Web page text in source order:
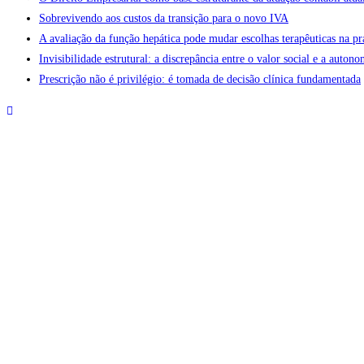
Sobrevivendo aos custos da transição para o novo IVA
A avaliação da função hepática pode mudar escolhas terapêuticas na
Invisibilidade estrutural: a discrepância entre o valor social e a
Prescrição não é privilégio: é tomada de decisão clínica fundamentada